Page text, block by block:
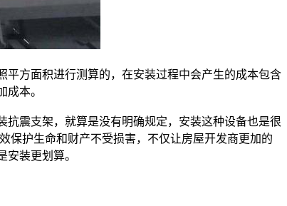
方面积进行测算的，在安装过程中会产生的成本包含
本。
震支架，就算是没有明确规定，安装这种设备也是很
保护生命和财产不受损害，不仅让房屋开发商更加的
装更划算。